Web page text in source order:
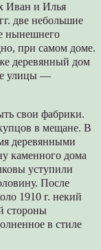
Иван и Илья
две небольшие
нынешнего
при самом доме.
деревянный дом
улицы —
свои фабрики.
в мещане. В
деревянными
каменного дома
уступили
После
1910 г. некий
стороны
в стиле